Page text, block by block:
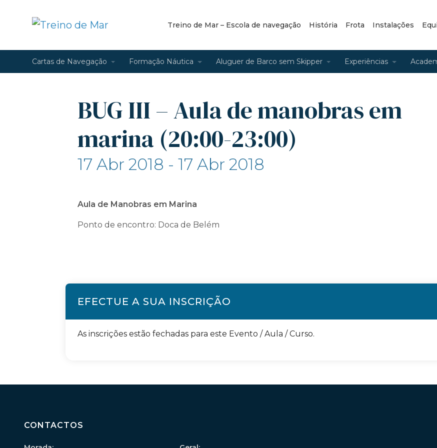
Treino de Mar – Escola de navegação História Frota Instalações
Cartas de Navegação Formação Náutica Aluguer de Barco sem Skipper Experiências
BUG III – Aula de manobras em
marina (20:00-23:00)
17 Abr 2018 - 17 Abr 2018
Aula de Manobras em Marina
Ponto de encontro: Doca de Belém
EFECTUE A SUA INSCRIÇÃO
As inscrições estão fechadas para este Evento / Aula / Curso.
CONTACTOS